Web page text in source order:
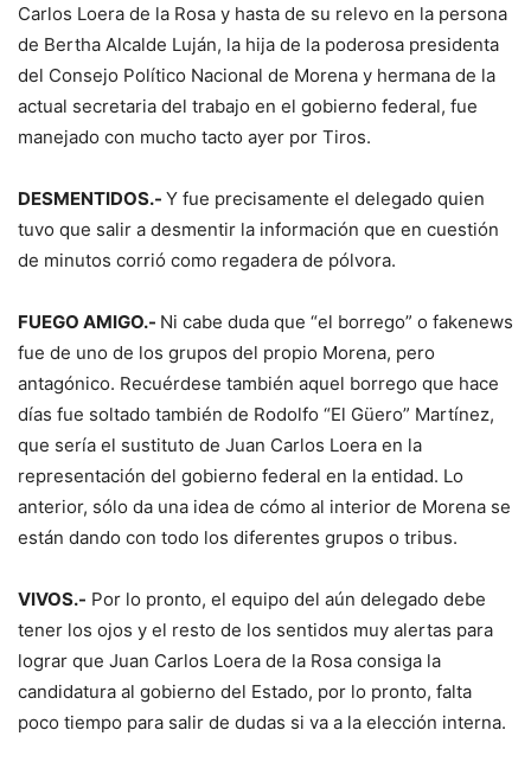
Carlos Loera de la Rosa y hasta de su relevo en la persona
de Bertha Alcalde Luján, la hija de la poderosa presidenta
del Consejo Político Nacional de Morena y hermana de la
actual secretaria del trabajo en el gobierno federal, fue
manejado con mucho tacto ayer por Tiros.
DESMENTIDOS.- Y fue precisamente el delegado quien
tuvo que salir a desmentir la información que en cuestión
de minutos corrió como regadera de pólvora.
FUEGO AMIGO.- Ni cabe duda que “el borrego” o fakenews
fue de uno de los grupos del propio Morena, pero
antagónico. Recuérdese también aquel borrego que hace
días fue soltado también de Rodolfo “El Güero” Martínez,
que sería el sustituto de Juan Carlos Loera en la
representación del gobierno federal en la entidad. Lo
anterior, sólo da una idea de cómo al interior de Morena se
están dando con todo los diferentes grupos o tribus.
VIVOS.- Por lo pronto, el equipo del aún delegado debe
tener los ojos y el resto de los sentidos muy alertas para
lograr que Juan Carlos Loera de la Rosa consiga la
candidatura al gobierno del Estado, por lo pronto, falta
poco tiempo para salir de dudas si va a la elección interna.